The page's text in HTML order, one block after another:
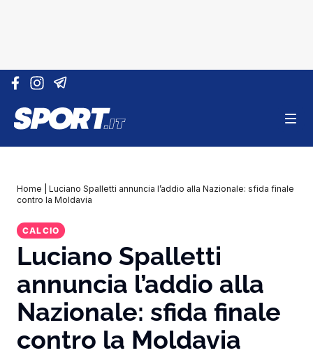
Vai al contenuto
Home
Luciano Spalletti annuncia l’addio alla Nazionale: sfida finale
contro la Moldavia
CALCIO
Luciano Spalletti
annuncia l’addio alla
Nazionale: sfida finale
contro la Moldavia